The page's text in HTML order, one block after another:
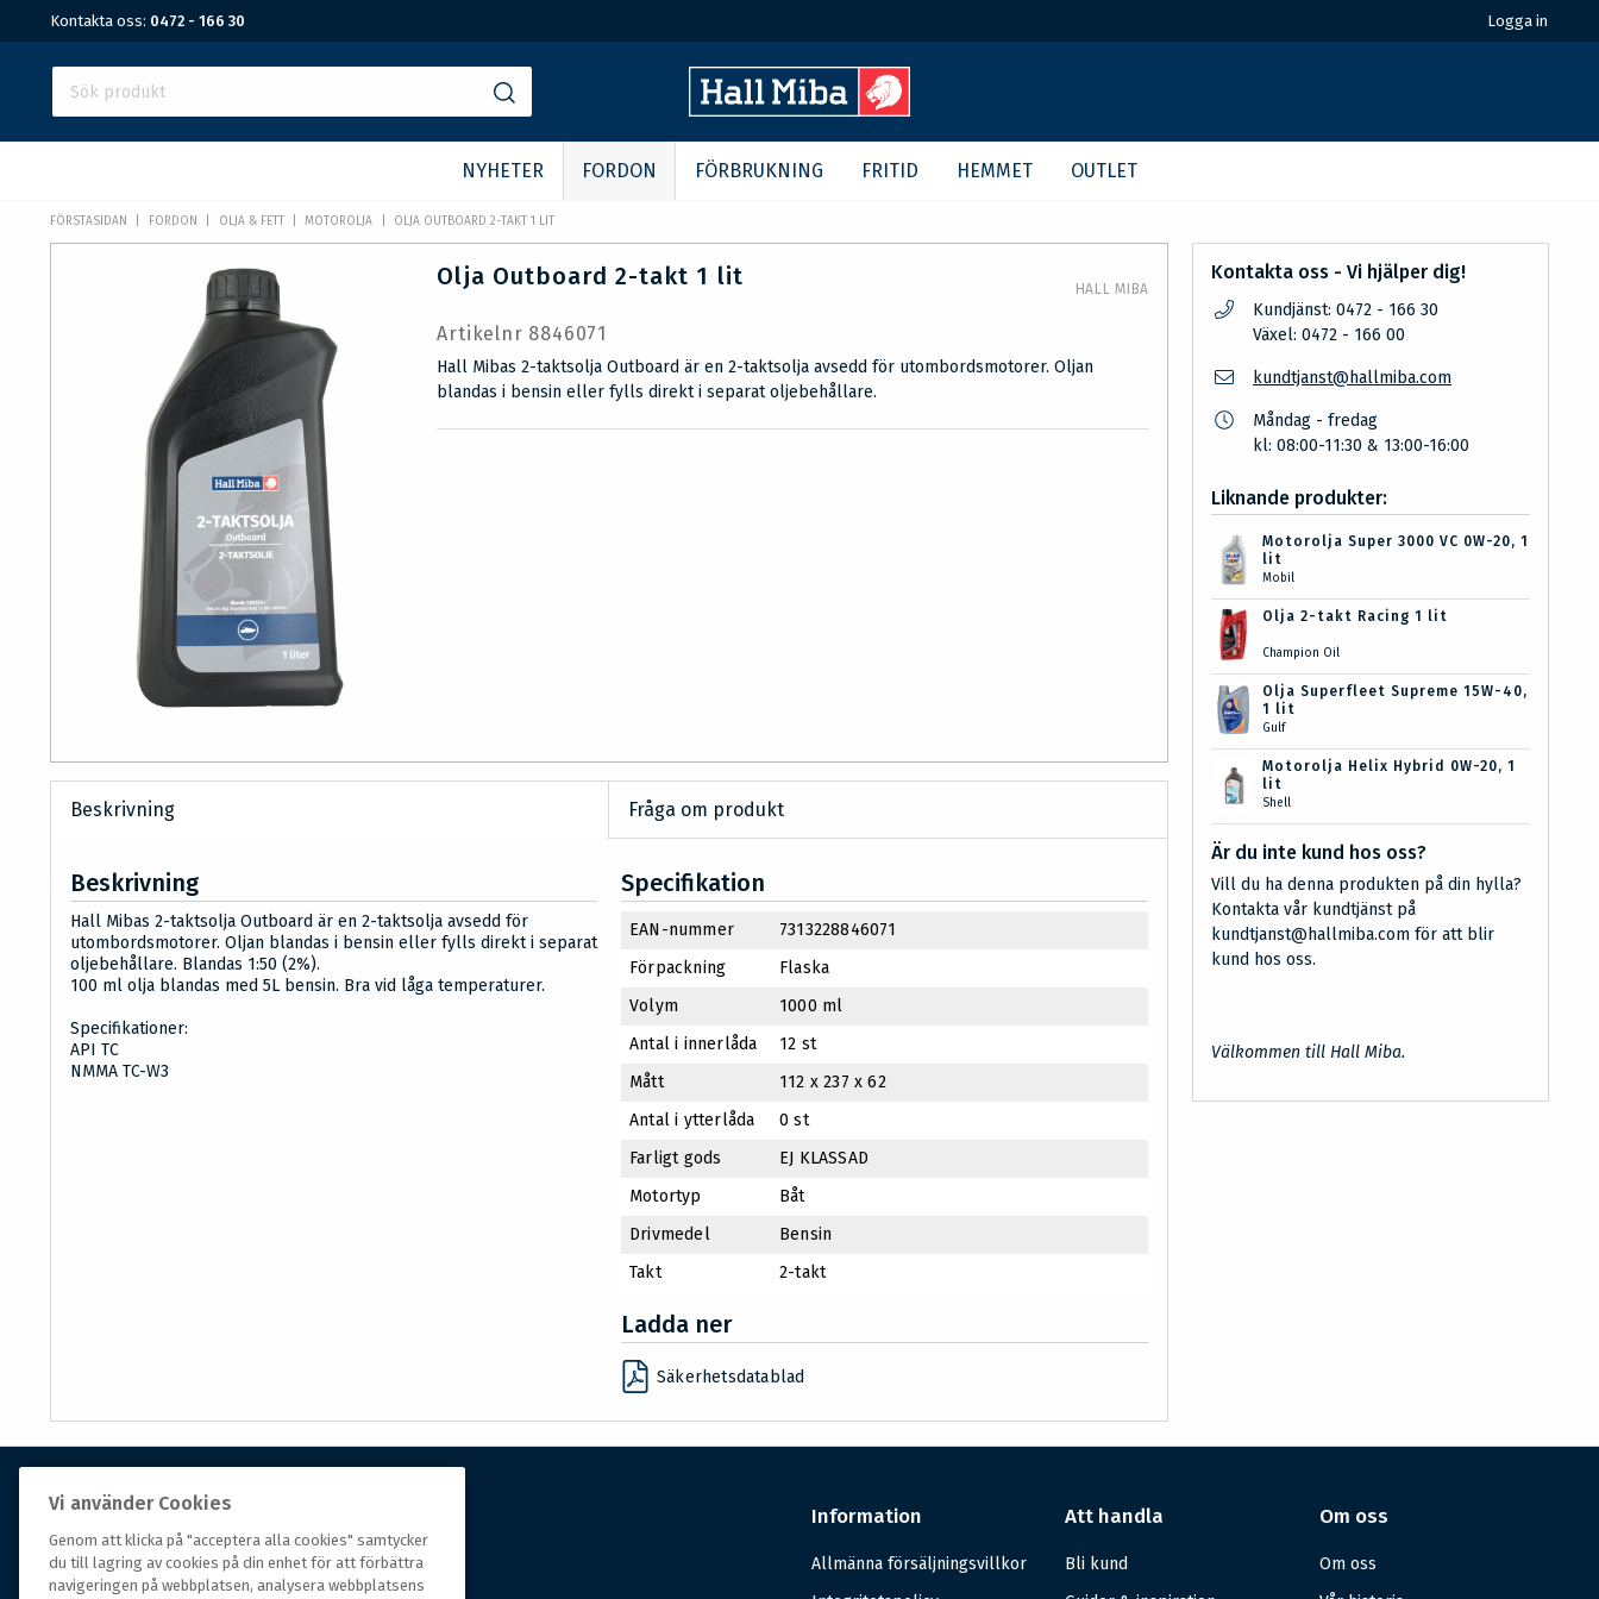
Kontakta oss: 0472 - 166 30 Logga in
NYHETER FORDON FÖRBRUKNING FRITID HEMMET OUTLET
FÖRSTASIDAN FORDON OLJA & FETT MOTOROLJA OLJA OUTBOARD 2-TAKT 1 LIT
Olja Outboard 2-takt 1 lit HALL MIBA
Artikelnr 8846071
Hall Mibas 2-taktsolja Outboard är en 2-taktsolja avsedd för utombordsmotorer. Oljan
blandas i bensin eller fylls direkt i separat oljebehållare.
Beskrivning Fråga om produkt
Beskrivning
Hall Mibas 2-taktsolja Outboard är en 2-taktsolja avsedd för
utombordsmotorer. Oljan blandas i bensin eller fylls direkt i separat
oljebehållare. Blandas 1:50 (2%).
100 ml olja blandas med 5L bensin. Bra vid låga temperaturer.
Specifikationer:
API TC
NMMA TC-W3
Specifikation
EAN-nummer
7313228846071
Förpackning
Flaska
Volym
1000 ml
Antal i innerlåda
12 st
Mått
112 x 237 x 62
Antal i ytterlåda
0 st
Farligt gods
EJ KLASSAD
Motortyp
Båt
Drivmedel
Bensin
Takt
2-takt
Ladda ner
Säkerhetsdatablad
Kontakta oss - Vi hjälper dig!
Kundjänst: 0472 - 166 30
Växel: 0472 - 166 00
kundtjanst@hallmiba.com
Måndag - fredag
kl: 08:00-11:30 & 13:00-16:00
Liknande produkter:
Motorolja Super 3000 VC 0W-20, 1
lit
Mobil
Olja 2-takt Racing 1 lit
Champion Oil
Olja Superfleet Supreme 15W-40,
1 lit
Gulf
Motorolja Helix Hybrid 0W-20, 1
lit
Shell
Är du inte kund hos oss?
Vill du ha denna produkten på din hylla?
Kontakta vår kundtjänst på
kundtjanst@hallmiba.com för att blir
kund hos oss.
Välkommen till Hall Miba.
Om Hall Miba
Hall Miba är grossisten som funnits på marknaden i
över 150 år. Från huvudkontoret i småländska Växjö
Information
Allmänna försäljningsvillkor
Att handla
Bli kund
Om oss
Om oss
Vi använder Cookies
Genom att klicka på "acceptera alla cookies" samtycker
du till lagring av cookies på din enhet för att förbättra
navigeringen på webbplatsen, analysera webbplatsens